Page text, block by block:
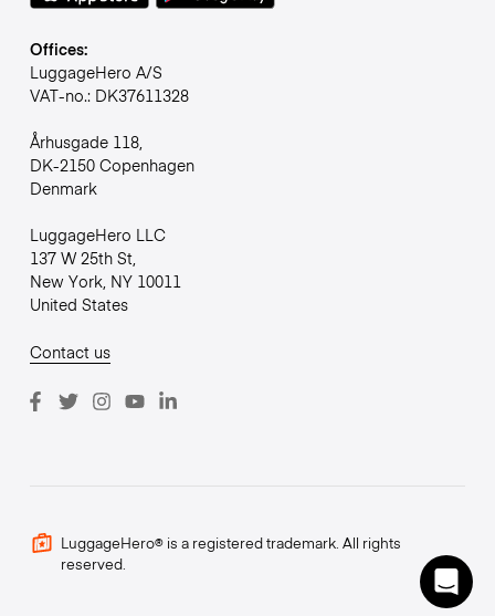
Offices:
LuggageHero A/S
VAT-no.: DK37611328
Århusgade 118,
DK-2150 Copenhagen
Denmark
LuggageHero LLC
137 W 25th St,
New York, NY 10011
United States
Contact us
LuggageHero® is a registered trademark. All rights
reserved.